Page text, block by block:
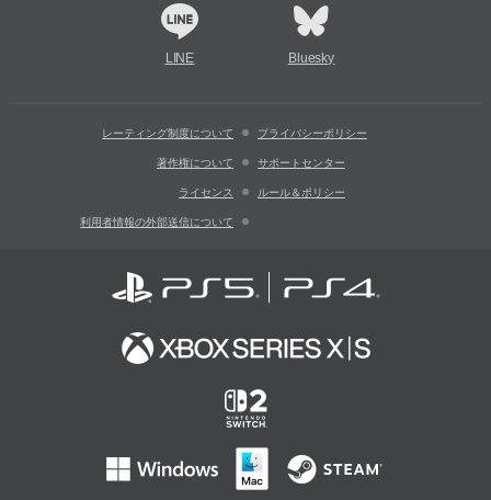
LINE Bluesky
レーティング制度について プライバシーポリシー
著作権について サポートセンター
ライセンス ルール＆ポリシー
利用者情報の外部送信について